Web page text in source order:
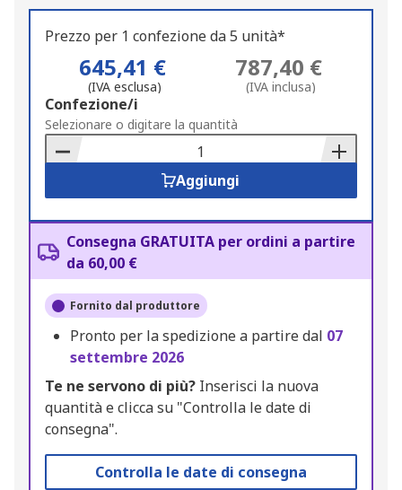
Prezzo per 1 confezione da 5 unità*
645,41 €
(IVA esclusa)
787,40 €
(IVA inclusa)
Add
to
Basket
Confezione/i
Selezionare o digitare la quantità
Aggiungi
Consegna GRATUITA per ordini a partire
da 60,00 €
Fornito dal produttore
Pronto per la spedizione a partire dal 07
settembre 2026
Te ne servono di più? Inserisci la nuova
quantità e clicca su "Controlla le date di
consegna".
Controlla le date di consegna